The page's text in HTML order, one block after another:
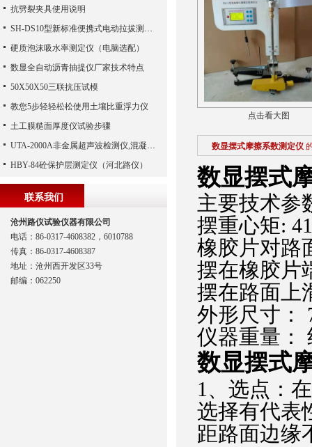
点击看大图
数显摆式摩擦系数测定仪
数显摆式
主要技术参
摆重心矩:
橡胶片对路
摆在橡胶片
摆在路面上
外形尺寸：
仪器重量：
数显摆式
1、选点：
选择有代表
距路面边缘
抗劈裂夹具使用说明
SH-DS10型新标准便携式电动拉拔测试仪
硬质泡沫吸水率测定仪（电脑选配）
数显全自动沥青抽提仪厂家技术特点
50X50X50三联抗压试模
教您5步轻轻松松使用土壤比重浮力仪
土工膜糙面厚度仪试验步骤
UTA-2000A非金属超声波检测仪,混凝土超声波检测仪,非金属超声分析仪（河北路仪）
HBY-84砼保护层测定仪（河北路仪）
联系我们
沧州路仪试验仪器有限公司
电话：86-0317-4608382，6010788
传真：86-0317-4608387
地址：沧州西开发区33号
邮编：062250